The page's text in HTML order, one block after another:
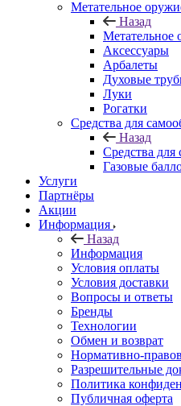
Метательное
Назад
Метательное
Аксессуары
Арбалеты
Духовые
Луки
Рогатки
Средства для
Назад
Средства
Газовые
Услуги
Партнёры
Акции
Информация
Назад
Информация
Условия оплаты
Условия доставки
Вопросы и ответы
Бренды
Технологии
Обмен и возврат
Нормативно-
Разрешительные
Политика
Публичная оферта